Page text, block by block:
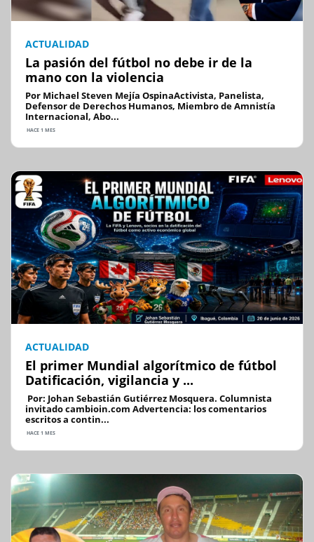
ACTUALIDAD
La pasión del fútbol no debe ir de la
mano con la violencia
Por Michael Steven Mejía OspinaActivista, Panelista,
Defensor de Derechos Humanos, Miembro de Amnistía
Internacional, Abo...
HACE 1 MES
ACTUALIDAD
El primer Mundial algorítmico de fútbol
Datificación, vigilancia y ...
Por: Johan Sebastián Gutiérrez Mosquera. Columnista
invitado cambioin.com Advertencia: los comentarios
escritos a contin...
HACE 1 MES